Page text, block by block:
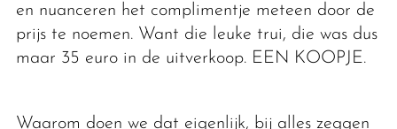
en nuanceren het complimentje meteen door de
prijs te noemen. Want die leuke trui, die was dus
maar 35 euro in de uitverkoop. EEN KOOPJE.
Waarom doen we dat eigenlijk, bij alles zeggen